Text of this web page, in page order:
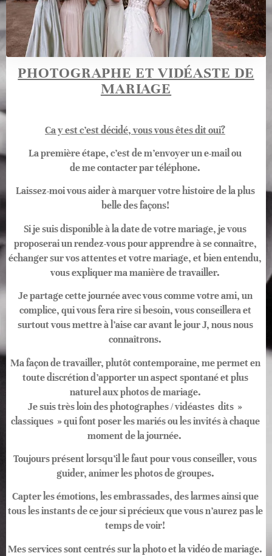
PHOTOGRAPHE ET VIDÉASTE DE
MARIAGE
Ca y est c’est décidé, vous vous êtes dit oui?
La première étape, c’est de m’envoyer un e-mail ou
de me contacter par téléphone.
Laissez-moi vous aider à marquer votre histoire de la plus
belle des façons!
Si je suis disponible à la date de votre mariage, je vous
proposerai un rendez-vous pour apprendre à se connaître,
échanger sur vos attentes et votre mariage, et bien entendu,
vous expliquer ma manière de travailler.
Je partage cette journée avec vous comme votre ami, un
complice, qui vous fera rire si besoin, vous conseillera et
surtout vous mettre à l’aise car avant le jour J, nous nous
connaîtrons.
Ma façon de travailler, plutôt contemporaine, me permet en
toute discrétion d’apporter un aspect spontané et plus
naturel aux photos de mariage.
Je suis très loin des photographes / vidéastes dits »
classiques » qui font poser les mariés ou les invités à chaque
moment de la journée.
Toujours présent lorsqu’il le faut pour vous conseiller, vous
guider, animer les photos de groupes.
Capter les émotions, les embrassades, des larmes ainsi que
tous les instants de ce jour si précieux que vous n’aurez pas le
temps de voir!
Mes services sont centrés sur la photo et la vidéo de mariage.